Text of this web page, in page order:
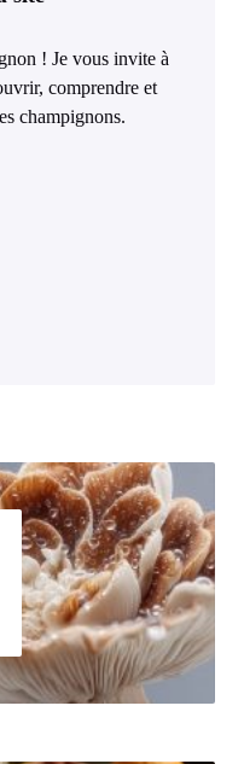
! Je vous invite à
comprendre et
champignons.